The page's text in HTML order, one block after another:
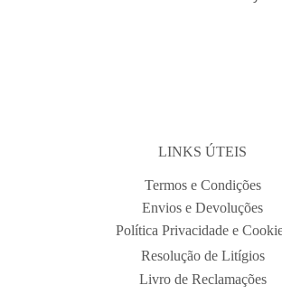
LINKS ÚTEIS
Termos e Condições
Envios e Devoluções
Política Privacidade e
Resolução de Litígios
Livro de Reclamações